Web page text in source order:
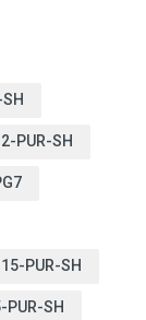
PUR-SH
PUR-SH
SH